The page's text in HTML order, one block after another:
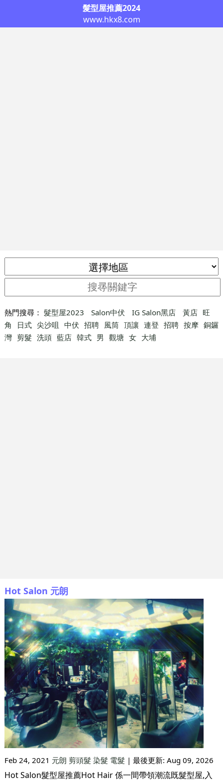
髮型屋推薦2024
www.hkx8.com
熱門搜尋： 髮型屋2023 Salon中伏 IG Salon黑店 黃店 旺
角
日式 尖沙咀 中伏 招聘 風筒 頂讓 連登 招聘 按摩 銅鑼
灣 剪髮 洗頭 藍店 韓式 男 觀塘 女 大埔
Hot Salon 元朗
Feb 24, 2021 元朗 剪頭髮 染髮 電髮 | 最後更新: Aug 09, 2026
Hot Salon髮型屋推薦Hot Hair 係一間帶領潮流既髮型屋,入